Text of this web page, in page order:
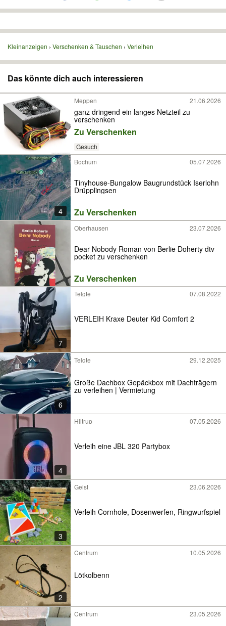
Kleinanzeigen Verschenken & Tauschen Verleihen
Das könnte dich auch interessieren
Meppen 21.06.2026
ganz dringend ein langes Netzteil zu
verschenken
Zu Verschenken
Gesuch
4
Bochum 05.07.2026
Tinyhouse-Bungalow Baugrundstück Iserlohn
Drüpplingsen
Zu Verschenken
Oberhausen 23.07.2026
Dear Nobody Roman von Berlie Doherty dtv
pocket zu verschenken
Zu Verschenken
7
Telgte 07.08.2022
VERLEIH Kraxe Deuter Kid Comfort 2
6
Telgte 29.12.2025
Große Dachbox Gepäckbox mit Dachträgern
zu verleihen | Vermietung
4
Hiltrup 07.05.2026
Verleih eine JBL 320 Partybox
3
Geist 23.06.2026
Verleih Cornhole, Dosenwerfen, Ringwurfspiel
2
Centrum 10.05.2026
Lötkolbenn
Centrum 23.05.2026